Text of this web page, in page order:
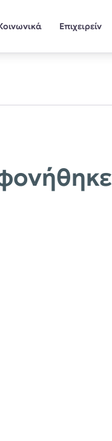
Επιχειρείν